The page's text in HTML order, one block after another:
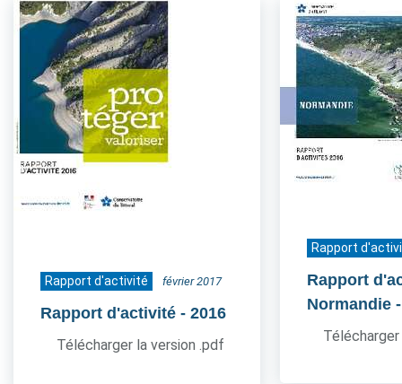
Rapport d'activité février 2017
Rapport d'activité - 2016
Télécharger la version .pdf
Rapport
Rapport
Normandie